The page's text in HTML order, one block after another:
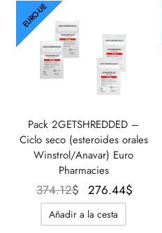
EURO-UE
Pack 2GETSHREDDED –
Ciclo seco (esteroides orales
Winstrol/Anavar) Euro
Pharmacies
374.12$ El precio
original
era:
276.44$
Añadir a la cesta